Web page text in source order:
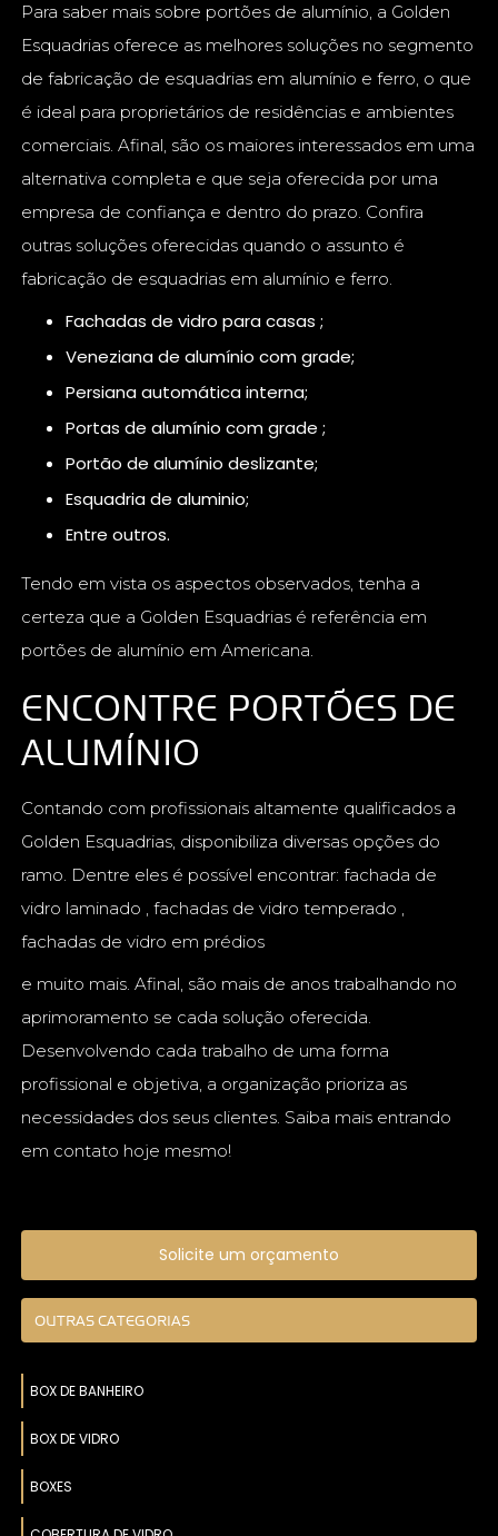
Para saber mais sobre portões de alumínio, a Golden
Esquadrias oferece as melhores soluções no segmento
de fabricação de esquadrias em alumínio e ferro, o que
é ideal para proprietários de residências e ambientes
comerciais. Afinal, são os maiores interessados em uma
alternativa completa e que seja oferecida por uma
empresa de confiança e dentro do prazo. Confira
outras soluções oferecidas quando o assunto é
fabricação de esquadrias em alumínio e ferro.
fachadas de vidro para casas ;
veneziana de alumínio com grade;
persiana automática interna;
portas de alumínio com grade ;
portão de alumínio deslizante;
esquadria de aluminio;
entre outros.
Tendo em vista os aspectos observados, tenha a
certeza que a Golden Esquadrias é referência em
portões de alumínio em Americana.
ENCONTRE PORTÕES DE
ALUMÍNIO
Contando com profissionais altamente qualificados a
Golden Esquadrias, disponibiliza diversas opções do
ramo. Dentre eles é possível encontrar: fachada de
vidro laminado , fachadas de vidro temperado ,
fachadas de vidro em prédios
e muito mais. Afinal, são mais de anos trabalhando no
aprimoramento se cada solução oferecida.
Desenvolvendo cada trabalho de uma forma
profissional e objetiva, a organização prioriza as
necessidades dos seus clientes. Saiba mais entrando
em contato hoje mesmo!
Solicite um orçamento
OUTRAS CATEGORIAS
BOX DE BANHEIRO
BOX DE VIDRO
BOXES